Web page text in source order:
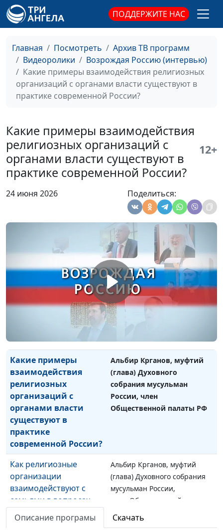
ПОДДЕРЖИТЕ НАС
Главная Посмотреть
Архив ТВ программ
Видеоролики
Возрождая Россию (интервью)
Какие примеры взаимодействия религиозных
организаций с органами власти существуют в
практике современной России?
Какие примеры взаимодействия
религиозных организаций с
органами власти существуют в
практике современной России?
12+
24 июня 2026 Поделиться:
Что дает
«Национальная
духовная трапеза» для
общества сегодня?
(Ахматханов), сотрудник
отдела внешних церковных
патриархата
Какова роль
религиозных
организаций в
современном
обществе?
Константин Блаженов,
заместитель руководителя
Департамента
города Москвы, начальник
Управления по связям с
религиозными
организациями
нравственного
сейчас Россия?
заместитель руководителя
Департамента
национальной политики и
межрегиональных связей
города Москвы, начальник
Управления по связям с
религиозными
организациями
Как межрелигиозное
сотрудничество
социальной сфере?
Альбир Крганов, муфтий
(глава) Духовного собрания
мусульман России, член
Общественной палаты РФ
Какие примеры
взаимодействия
религиозных
организаций с
органами власти
существуют в
практике
современной России?
Альбир Крганов, муфтий
(глава) Духовного
собрания мусульман
России, член
Общественной палаты РФ
Как религиозные
организации
взаимодействуют с
семьями в вопросах
брака и воспитания
детей?
Альбир Крганов, муфтий
(глава) Духовного собрания
мусульман России,
член Общественной палаты
Описание програмы Скачать